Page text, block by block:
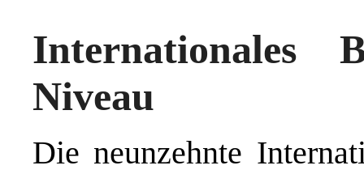
Internationales
Niveau
Die neunzehnte